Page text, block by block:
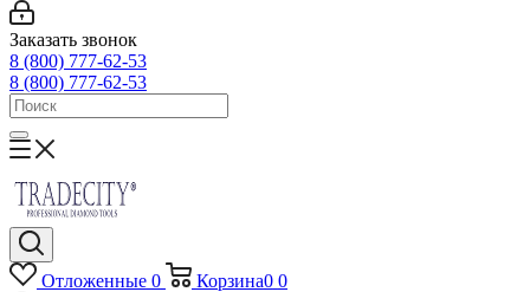
Заказать звонок
8 (800) 777-62-53
8 (800) 777-62-53
Отложенные 0 Корзина0 0